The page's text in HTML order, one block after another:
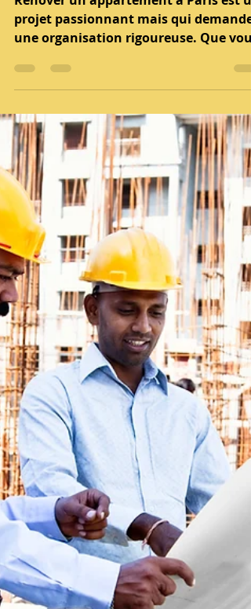
appartement Gratuit
projet passionnant mais qui demande
une organisation rigoureuse. Que vous
souhaitiez moderniser votre intérieur,
optimiser l’espace ou valoriser votre
bien, une bonne planification est
essentielle pour éviter les mauvaises
surprises. En tant que professionnel de
la gestion de projets de rénovation, je
vous accompagne pour que votre
chantier se déroule en toute sérénité,
avec un interlocuteur unique, une
garantie décennale et des devis gra